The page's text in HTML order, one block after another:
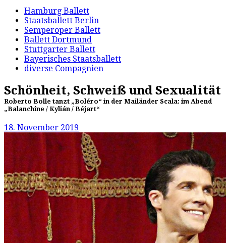
Hamburg Ballett
Staatsballett Berlin
Semperoper Ballett
Ballett Dortmund
Stuttgarter Ballett
Bayerisches Staatsballett
diverse Compagnien
Schönheit, Schweiß und Sexualität
Roberto Bolle tanzt „Boléro“ in der Mailänder Scala: im Abend
„Balanchine / Kylián / Béjart“
18. November 2019